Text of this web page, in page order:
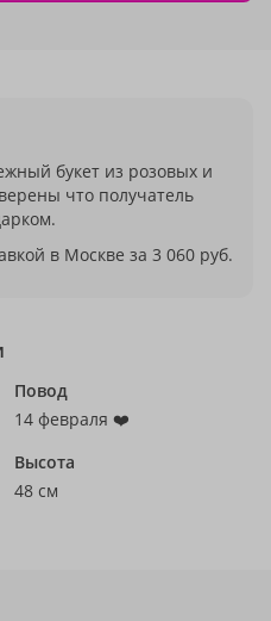
букет из розовых и
что получатель
в Москве за 3 060 руб.
Повод
14 февраля ❤️
Высота
48 см